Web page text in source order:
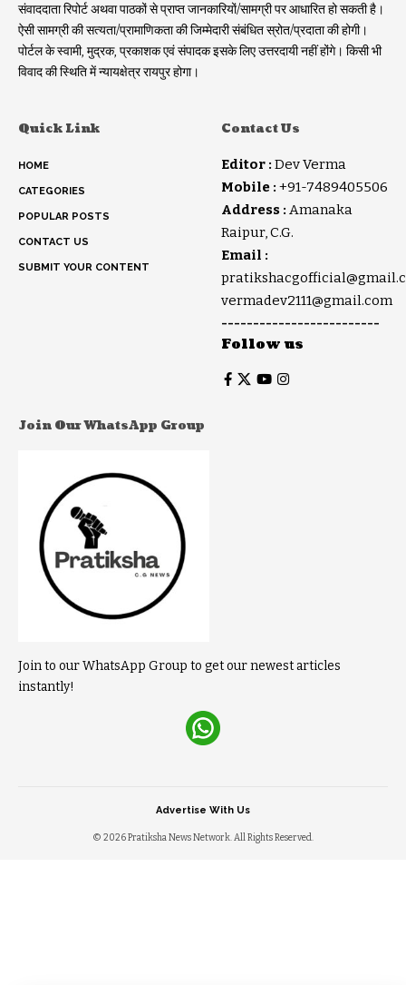
संवाददाता रिपोर्ट अथवा पाठकों से प्राप्त जानकारियों/सामग्री पर आधारित हो सकती है।
ऐसी सामग्री की सत्यता/प्रामाणिकता की जिम्मेदारी संबंधित स्रोत/प्रदाता की होगी।
पोर्टल के स्वामी, मुद्रक, प्रकाशक एवं संपादक इसके लिए उत्तरदायी नहीं होंगे। किसी भी
विवाद की स्थिति में न्यायक्षेत्र रायपुर होगा।
Quick Link
HOME
CATEGORIES
POPULAR POSTS
CONTACT US
SUBMIT YOUR CONTENT
Contact Us
Editor : Dev Verma
Mobile : +91-7489405506
Address : Amanaka
Raipur, C.G.
Email :
vermadev2111@gmail.com
-------------------------
Follow us
Join Our WhatsApp Group
Join to our WhatsApp Group to get our newest articles
instantly!
© 2026 Pratiksha News Network. All Rights Reserved.
Advertise With Us